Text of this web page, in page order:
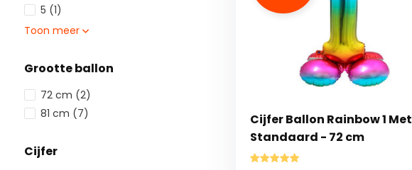
5 (1)
Toon meer
Grootte ballon
72 cm (2)
81 cm (7)
Cijfer
Cijfer Ballon Rainbow 1 Met
Standaard - 72 cm